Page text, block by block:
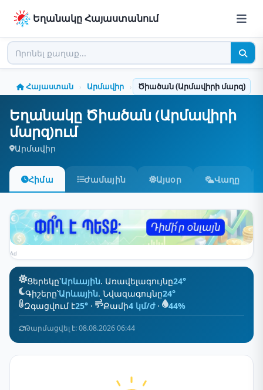
Եղանակը Հայաստանում
Հայաստան › Արմավիր › Ծիածան (Արմավիրի մարզ)
Եղանակը Ծիածան (Արմավիրի
մարզ)ում
Արմավիր
Հիմա Ժամային Այսօր Վաղը
Ad
Ցերեկը՝Արևային. Առավելագույնը24°
Գիշերը՝Արևային. Նվազագույնը24°
Զգացվում է25° · Քամի4 կմ/ժ· 44%
Թարմացվել է: 08.08.2026 06:44